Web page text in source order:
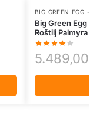
BIG GREEN EGG
Big Green
Roštilj Palmyra